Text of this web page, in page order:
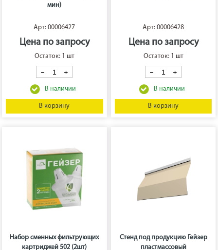
мин)
Арт: 00006427
Цена по запросу
Остаток: 1 шт
В корзину
Арт: 00006428
Цена по запросу
Остаток: 1 шт
В корзину
Набор сменных фильтрующих
картриджей 502 (2шт)
Стенд под продукцию Гейзер
пластмассовый